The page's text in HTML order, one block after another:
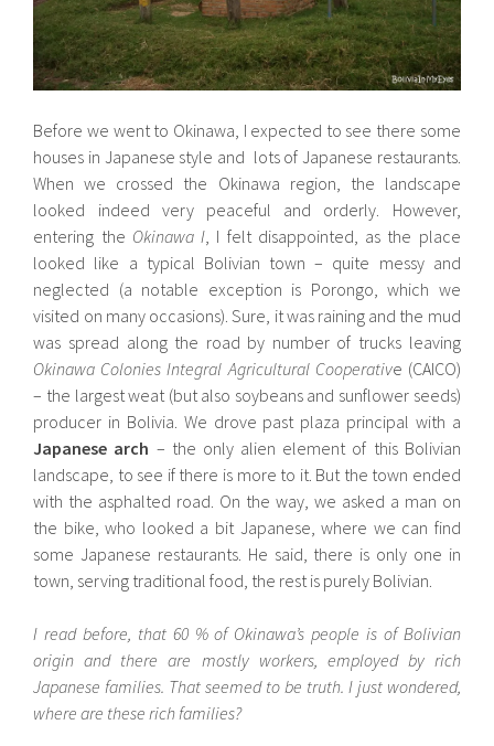
Before we went to Okinawa, I expected to see there some
houses in Japanese style and lots of Japanese restaurants.
When we crossed the Okinawa region, the landscape
looked indeed very peaceful and orderly. However,
entering the Okinawa I , I felt disappointed, as the place
looked like a typical Bolivian town – quite messy and
neglected (a notable exception is Porongo, which we
visited on many occasions). Sure, it was raining and the mud
was spread along the road by number of trucks leaving
Okinawa Colonies Integral Agricultural Cooperative (CAICO)
– the largest weat (but also soybeans and sunflower seeds)
producer in Bolivia. We drove past plaza principal with a
Japanese arch – the only alien element of this Bolivian
landscape, to see if there is more to it. But the town ended
with the asphalted road. On the way, we asked a man on
the bike, who looked a bit Japanese, where we can find
some Japanese restaurants. He said, there is only one in
town, serving traditional food, the rest is purely Bolivian.
I read before, that 60 % of Okinawa’s people is of Bolivian
origin and there are mostly workers, employed by rich
Japanese families. That seemed to be truth. I just wondered,
where are these rich families?